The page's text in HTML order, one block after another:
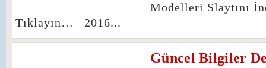
Modelleri Slaytını
Tıklayın… 2016...
Güncel Bilgiler